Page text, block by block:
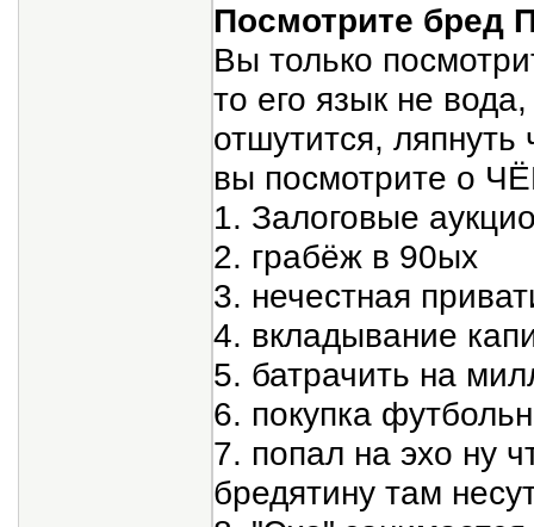
Посмотрите бред
Вы только
то его язык не
отшутится,
вы посмотрите о
1. Залоговые
2. грабёж в 90ых
3. нечестная
4. вкладывание
5. батрачить на
6. покупка
7. попал на эхо ну
бредятину там